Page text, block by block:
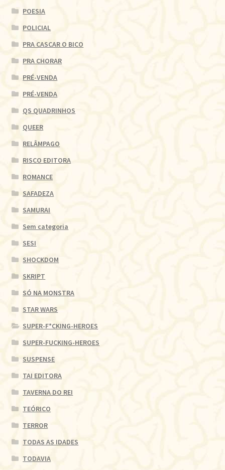
POESIA
POLICIAL
PRA CASCAR O BICO
PRA CHORAR
PRÉ-VENDA
PRÉ-VENDA
QS QUADRINHOS
QUEER
RELÂMPAGO
RISCO EDITORA
ROMANCE
SAFADEZA
SAMURAI
Sem categoria
SESI
SHOCKDOM
SKRIPT
SÓ NA MONSTRA
STAR WARS
SUPER-F*CKING-HEROES
SUPER-FUCKING-HEROES
SUSPENSE
TAI EDITORA
TAVERNA DO REI
TEÓRICO
TERROR
TODAS AS IDADES
TODAVIA